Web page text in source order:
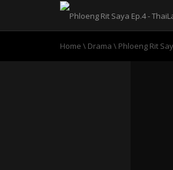
Home \ Drama \ Phloeng Rit